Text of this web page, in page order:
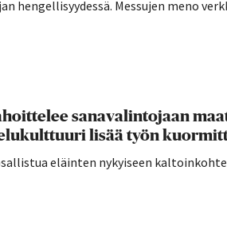
hengellisyydessä. Messujen meno
sanavalintojaan
lisää työn
eläinten nykyiseen